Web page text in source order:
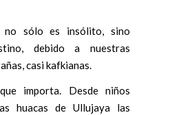
no sólo es insólito, sino
debido a nuestras
casi kafkianas.
importa. Desde niños
huacas de Ullujaya las